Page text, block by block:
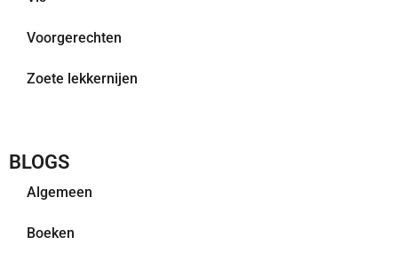
Voorgerechten
Zoete lekkernijen
BLOGS
Algemeen
Boeken